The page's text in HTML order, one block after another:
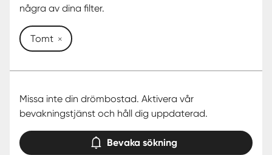
några av dina filter.
Tomt
Missa inte din drömbostad. Aktivera vår
bevakningstjänst och håll dig uppdaterad.
Bevaka sökning